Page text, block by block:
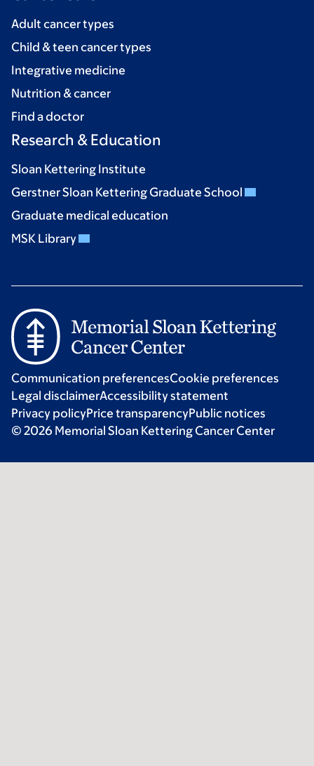
Adult cancer types
Child & teen cancer types
Integrative medicine
Nutrition & cancer
Find a doctor
Research & Education
Sloan Kettering Institute
Gerstner Sloan Kettering Graduate School
Graduate medical education
MSK Library
Communication preferencesCookie preferences
Legal disclaimerAccessibility statement
Privacy policyPrice transparencyPublic notices
© 2026 Memorial Sloan Kettering Cancer Center